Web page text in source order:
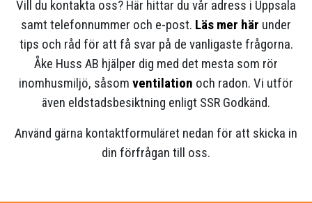
Dokumenterat inomhusklimat
Vill du kontakta oss? Här hittar du vår adress i Uppsala
samt telefonnummer och e-post. Läs mer här under
tips och råd för att få svar på de vanligaste frågorna.
Åke Huss AB hjälper dig med det mesta som rör
inomhusmiljö, såsom ventilation och radon. Vi utför
även eldstadsbesiktning enligt SSR Godkänd.
Använd gärna kontaktformuläret nedan för att skicka in
din förfrågan till oss.